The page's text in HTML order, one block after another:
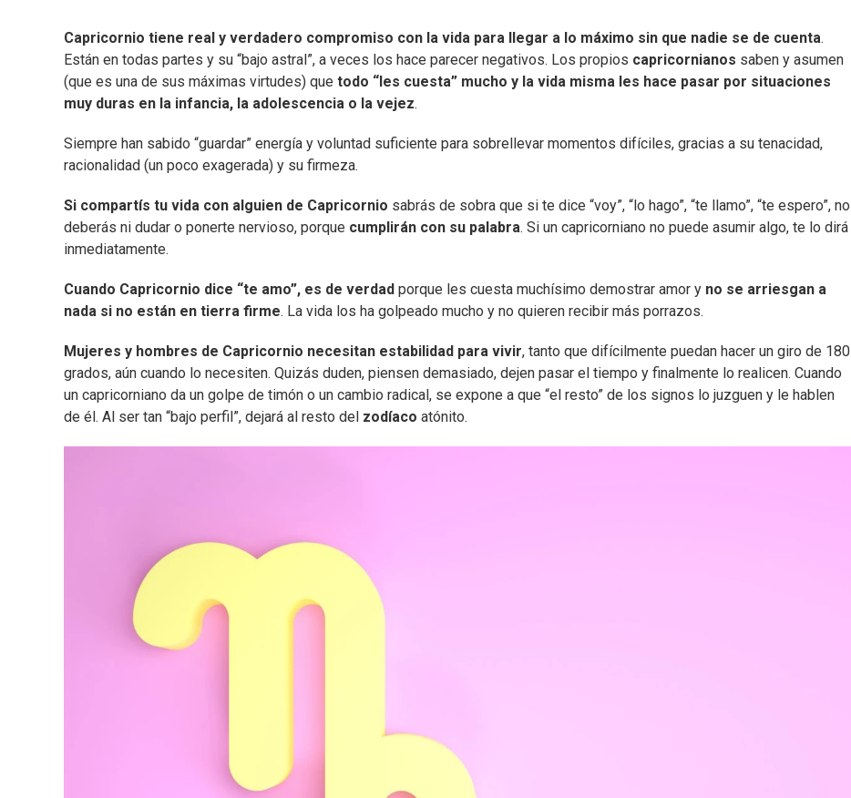
Capricornio tiene real y verdadero compromiso con la vida para llegar a lo máximo sin que nadie se de cuenta.
Están en todas partes y su “bajo astral”, a veces los hace parecer negativos. Los propios capricornianos saben y asumen
(que es una de sus máximas virtudes) que todo “les cuesta” mucho y la vida misma les hace pasar por situaciones
muy duras en la infancia, la adolescencia o la vejez.
Siempre han sabido “guardar” energía y voluntad suficiente para sobrellevar momentos difíciles, gracias a su tenacidad,
racionalidad (un poco exagerada) y su firmeza.
Si compartís tu vida con alguien de Capricornio sabrás de sobra que si te dice “voy”, “lo hago”, “te llamo”, “te espero”, no
deberás ni dudar o ponerte nervioso, porque cumplirán con su palabra. Si un capricorniano no puede asumir algo, te lo dirá
inmediatamente.
Cuando Capricornio dice “te amo”, es de verdad porque les cuesta muchísimo demostrar amor y no se arriesgan a
nada si no están en tierra firme. La vida los ha golpeado mucho y no quieren recibir más porrazos.
Mujeres y hombres de Capricornio necesitan estabilidad para vivir, tanto que difícilmente puedan hacer un giro de 180
grados, aún cuando lo necesiten. Quizás duden, piensen demasiado, dejen pasar el tiempo y finalmente lo realicen. Cuando
un capricorniano da un golpe de timón o un cambio radical, se expone a que “el resto” de los signos lo juzguen y le hablen
de él. Al ser tan “bajo perfil”, dejará al resto del zodíaco atónito.